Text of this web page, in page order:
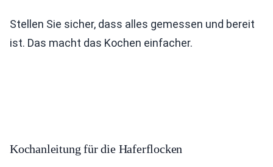
Stellen Sie sicher, dass alles gemessen und bereit
ist. Das macht das Kochen einfacher.
Kochanleitung für die Haferflocken